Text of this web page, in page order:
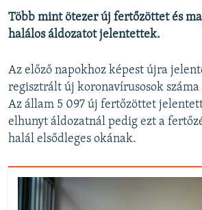
KÖVESSEN MINKET!
Valamennyi RFE/RL weboldal
Több mint ötezer új fertőzöttet és
halálos áldozatot jelentettek.
Az előző napokhoz képest újra
regisztrált új koronavírusosok
Az állam 5 097 új fertőzöttet
elhunyt áldozatnál pedig ezt a
halál elsődleges okának.